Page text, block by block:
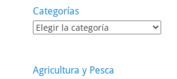
Categorías
Categorías
Agricultura y Pesca